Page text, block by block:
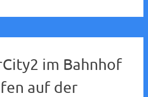
im Bahnhof
auf der